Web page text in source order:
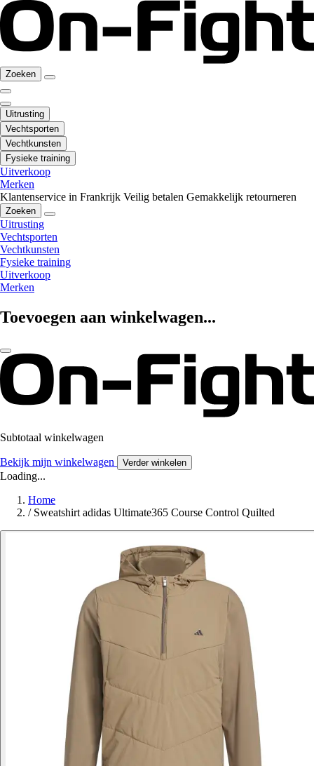
Zoeken
Uitrusting
Vechtsporten
Vechtkunsten
Fysieke training
Uitverkoop
Merken
Klantenservice in Frankrijk Veilig betalen Gemakkelijk retourneren
Zoeken
Uitrusting
Vechtsporten
Vechtkunsten
Fysieke training
Uitverkoop
Merken
Toevoegen aan winkelwagen...
Subtotaal winkelwagen
Bekijk mijn winkelwagen Verder winkelen
Loading...
Home
/ Sweatshirt adidas Ultimate365 Course Control Quilted